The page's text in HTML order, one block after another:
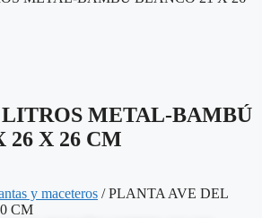
LITROS METAL-BAMBÚ
26 X 26 CM
y maceteros / PLANTA AVE DEL
CM